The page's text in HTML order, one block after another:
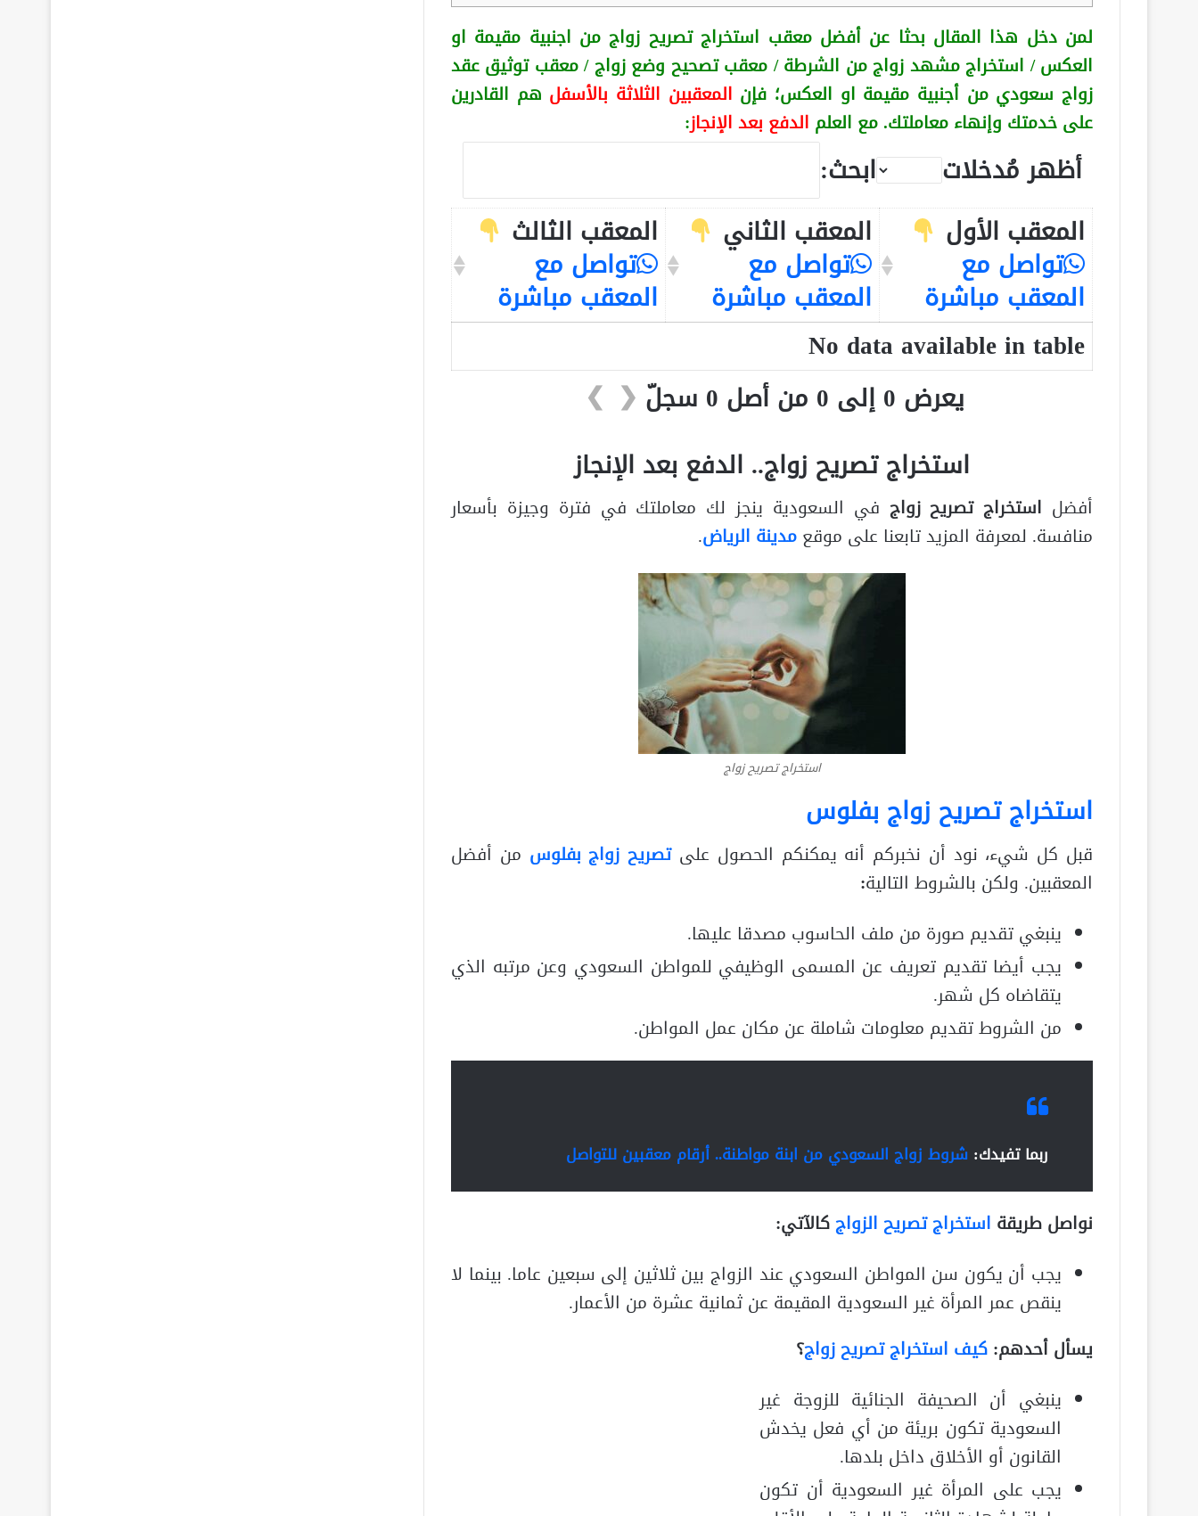
لمن دخل هذا المقال بحثا عن أفضل معقب استخراج تصريح زواج من اجنبية مقيمة او
العكس/ استخراج مشهد زواج من الشرطة / معقب تصحيح وضع زواج / معقب توثيق عقد
زواج سعودي من أجنبية مقيمة او العكس؛ فإن المعقبين الثلاثة بالأسفل هم القادرين
على خدمتك وإنهاء معاملتك. مع العلم الدفع بعد الإنجاز:
أظهر مُدخلات
ابحث:
المعقب الأول
تواصل مع
المعقب مباشرة
المعقب الثاني
تواصل مع
المعقب مباشرة
المعقب الثالث
تواصل مع
المعقب مباشرة
No data available in table
يعرض 0 إلى 0 من أصل 0 سجلّ
❮
❯
استخراج تصريح زواج.. الدفع بعد الإنجاز
أفضل استخراج تصريح زواج في السعودية ينجز لك معاملتك في فترة وجيزة بأسعار
منافسة. لمعرفة المزيد تابعنا على موقعمدينة الرياض.
استخراج تصريح زواج
استخراج تصريح زواج بفلوس
قبل كل شيء، نود أن نخبركم أنه يمكنكم الحصول على تصريح زواج بفلوس من أفضل
المعقبين. ولكن بالشروط التالية:
ينبغي تقديم صورة من ملف الحاسوب مصدقا عليها.
يجب أيضا تقديم تعريف عن المسمى الوظيفي للمواطن السعودي وعن مرتبه الذي
يتقاضاه كل شهر.
من الشروط تقديم معلومات شاملة عن مكان عمل المواطن.
ربما تفيدك: شروط زواج السعودي من ابنة مواطنة.. أرقام معقبين للتواصل
نواصل طريقة استخراج تصريح الزواجكالآتي:
يجب أن يكون سن المواطن السعودي عند الزواج بين ثلاثين إلى سبعين عاما. بينما لا
ينقص عمر المرأة غير السعودية المقيمة عن ثمانية عشرة من الأعمار.
يسأل أحدهم:كيف استخراج تصريح زواج؟
ينبغي أن الصحيفة الجنائية للزوجة غير
السعودية تكون بريئة من أي فعل يخدش
القانون أو الأخلاق داخل بلدها.
يجب على المرأة غير السعودية أن تكون